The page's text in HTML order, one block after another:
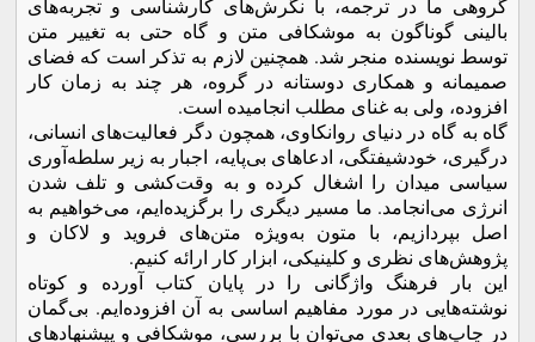
گروهی ما در ترجمه، با نگرش‌های کارشناسی و تجربه‌های
بالینی گوناگون به موشکافی متن و گاه حتی به تغییر متن
توسط نویسنده منجر شد. همچنین لازم به تذکر است که فضای
صمیمانه و همکاری دوستانه در گروه، هر چند به زمان کار
افزوده، ولی به غنای مطلب انجامیده است.
گاه به گاه در دنیای روانکاوی، همچون دگر فعالیت‌های انسانی،
درگیری، خودشیفتگی، ادعاهای بی‌پایه، اجبار به زیر سلطه‌آوری
سیاسی میدان را اشغال کرده و به وقت‌کشی و تلف شدن
انرژی می‌انجامد. ما مسیر دیگری را برگزیده‌ایم، می‌خواهیم به
اصل بپردازیم، با متون به‌ویژه متن‌های فروید و لاکان و
پژوهش‌های نظری و کلینیکی، ابزار کار ارائه کنیم.
این بار فرهنگ واژگانی را در پایان کتاب آورده و کوتاه
نوشته‌هایی در مورد مفاهیم اساسی به آن‌ افزوده‌ایم. بی‌گمان
در چاپ‌های بعدی می‌توان با بررسی، موشکافی و پیشنهادهای